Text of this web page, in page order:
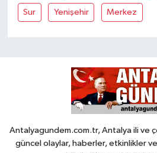
Sur Yenişehir Merkez
Antalyagundem.com.tr, Antalya ili ve
güncel olaylar, haberler, etkinlikler